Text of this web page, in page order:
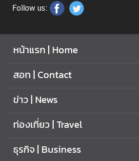
อ
ร
า
ทู
ช่
อ
Follow us:
หน้าแรก | Home
สอท | Contact
ข่าว | News
ท่องเที่ยว | Travel
ธุรกิจ | Business